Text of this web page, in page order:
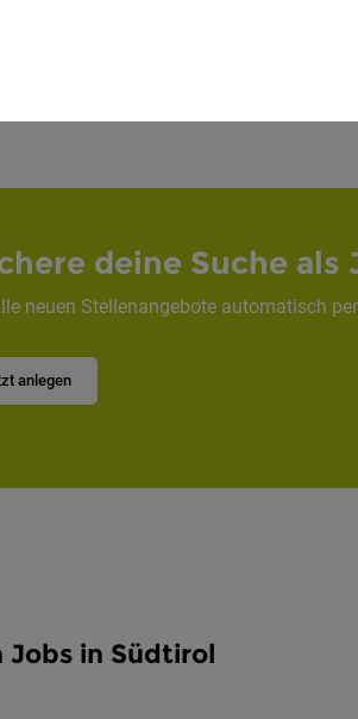
deine Suche als
neuen Stellenangebote automatisch
anlegen
in Südtirol